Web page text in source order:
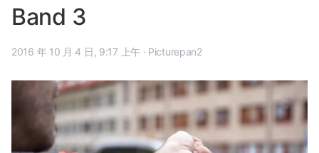
Band 3
2016 年 10 月 4 日, 9:17 上午 · Picturepan2